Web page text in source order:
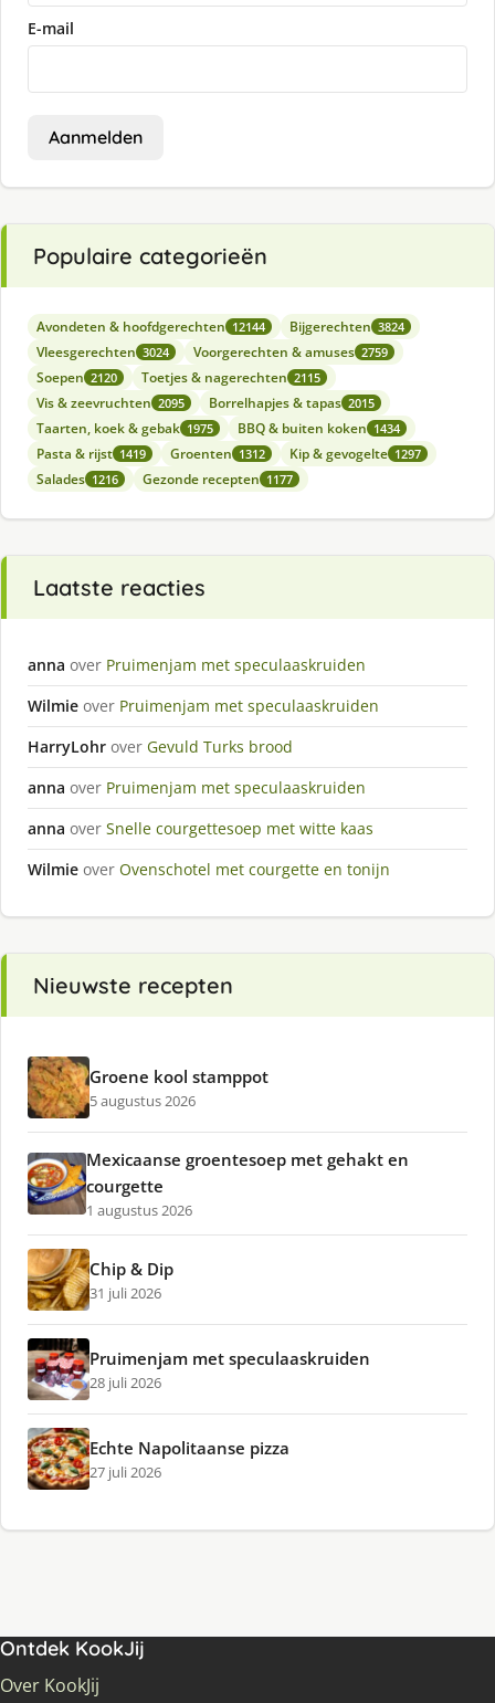
E-mail
Aanmelden
Populaire categorieën
Avondeten & hoofdgerechten 12144 Bijgerechten 3824
Vleesgerechten 3024 Voorgerechten & amuses 2759
Soepen 2120 Toetjes & nagerechten 2115
Vis & zeevruchten 2095 Borrelhapjes & tapas 2015
Taarten, koek & gebak 1975 BBQ & buiten koken 1434
Pasta & rijst 1419 Groenten 1312 Kip & gevogelte 1297
Salades 1216 Gezonde recepten 1177
Laatste reacties
anna over Pruimenjam met speculaaskruiden
Wilmie over Pruimenjam met speculaaskruiden
HarryLohr over Gevuld Turks brood
anna over Pruimenjam met speculaaskruiden
anna over Snelle courgettesoep met witte kaas
Wilmie over Ovenschotel met courgette en tonijn
Nieuwste recepten
Groene kool stamppot
5 augustus 2026
Mexicaanse groentesoep met gehakt en
courgette
1 augustus 2026
Chip & Dip
31 juli 2026
Pruimenjam met speculaaskruiden
28 juli 2026
Echte Napolitaanse pizza
27 juli 2026
Ontdek KookJij
Over KookJij